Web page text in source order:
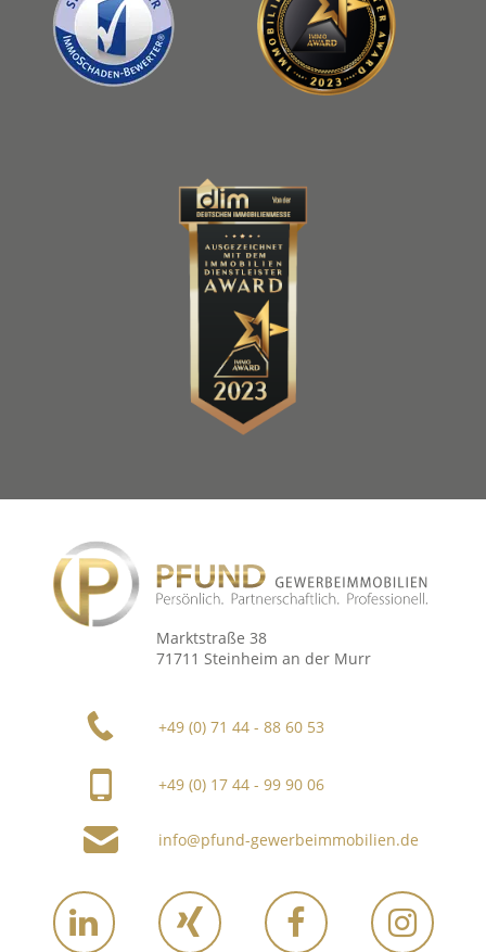
Marktstraße 38
71711 Steinheim an der Murr
+49 (0) 71 44 - 88 60 53
+49 (0) 17 44 - 99 90 06
info@pfund-gewerbeimmobilien.de
Link
zu
LinkedIn
Link
zu
Xing
Link
zu
Facebooke
Link
zu
Instagram